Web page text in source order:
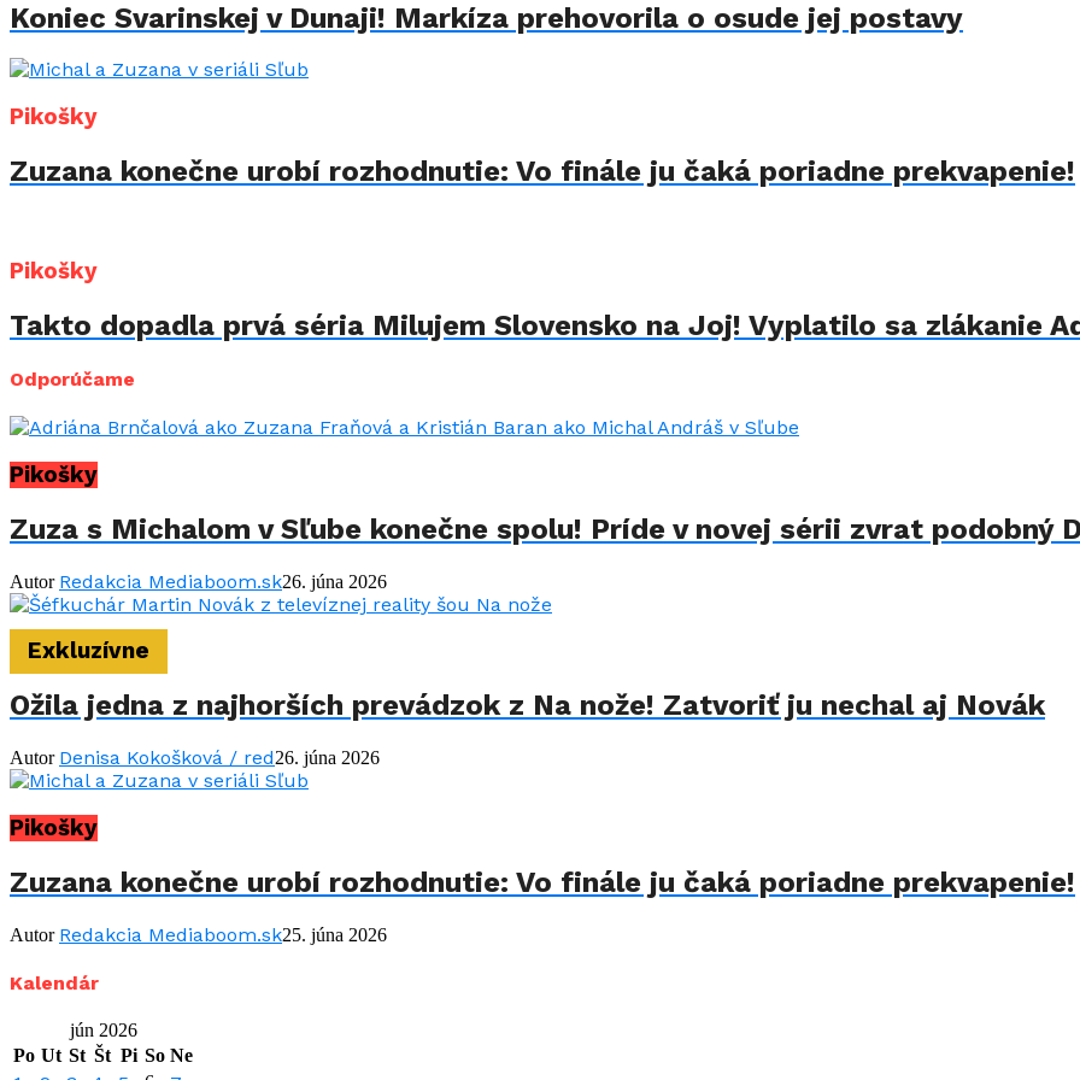
Koniec Svarinskej v Dunaji! Markíza prehovorila o osude jej postavy
Pikošky
Zuzana konečne urobí rozhodnutie: Vo finále ju čaká poriadne prekvapenie!
Pikošky
Takto dopadla prvá séria Milujem Slovensko na Joj! Vyplatilo sa zlákanie
Odporúčame
Pikošky
Zuza s Michalom v Sľube konečne spolu! Príde v novej sérii zvrat podobný
Autor Redakcia Mediaboom.sk26. júna 2026
Exkluzívne
Ožila jedna z najhorších prevádzok z Na nože! Zatvoriť ju nechal aj Novák
Autor Denisa Kokošková / red26. júna 2026
Pikošky
Zuzana konečne urobí rozhodnutie: Vo finále ju čaká poriadne prekvapenie!
Autor Redakcia Mediaboom.sk25. júna 2026
Kalendár
jún 2026
Po Ut St Št Pi So Ne